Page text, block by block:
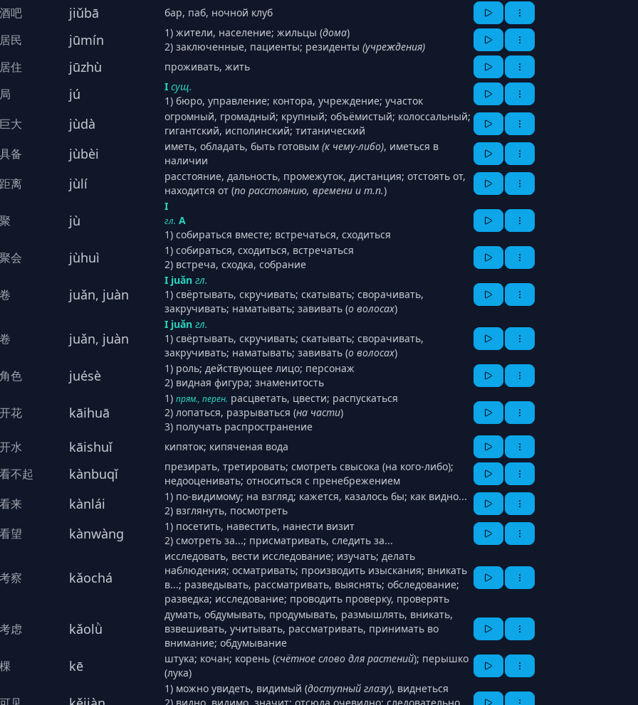
酒吧 jiǔbā бар, паб, ночной клуб
居民 jūmín 1) жители, население; жильцы (дома)
2) заключенные, пациенты; резиденты (учреждения)
居住 jūzhù проживать, жить
局 jú I сущ.
1) бюро, управление; контора, учреждение; участок
巨大 jùdà
огромный, громадный; крупный; объёмистый; колоссальный;
гигантский, исполинский; титанический
具备 jùbèi иметь, обладать, быть готовым (к чему-либо), иметься в
наличии
距离 jùlí
расстояние, дальность, промежуток, дистанция; отстоять от,
находится от (по расстоянию, времени и т.п.)
聚 jù
I
гл. А
1) собираться вместе; встречаться, сходиться
聚会 jùhuì
1) собираться, сходиться, встречаться
2) встреча, сходка, собрание
卷 juǎn, juàn
I juǎn гл.
1) свёртывать, скручивать; скатывать; сворачивать,
закручивать; наматывать; завивать (о волосах)
卷 juǎn, juàn
I juǎn гл.
1) свёртывать, скручивать; скатывать; сворачивать,
закручивать; наматывать; завивать (о волосах)
角色 juésè
1) роль; действующее лицо; персонаж
2) видная фигура; знаменитость
开花 kāihuā
1) прям., перен. расцветать, цвести; распускаться
2) лопаться, разрываться (на части)
3) получать распространение
开水 kāishuǐ кипяток; кипяченая вода
看不起 kànbuqǐ
презирать, третировать; смотреть свысока (на кого-либо);
недооценивать; относиться с пренебрежением
看来 kànlái
1) по-видимому; на взгляд; кажется, казалось бы; как видно...
2) взглянуть, посмотреть
看望 kànwàng
1) посетить, навестить, нанести визит
2) смотреть за...; присматривать, следить за...
考察 kǎochá
исследовать, вести исследование; изучать; делать
наблюдения; осматривать; производить изыскания; вникать
в...; разведывать, рассматривать, выяснять; обследование;
разведка; исследование; проводить проверку, проверять
考虑 kǎolǜ
думать, обдумывать, продумывать, размышлять, вникать,
взвешивать, учитывать, рассматривать, принимать во
внимание; обдумывание
棵 kē штука; кочан; корень (счётное слово для растений); перышко
(лука)
1) можно увидеть, видимый (доступный глазу), виднеться